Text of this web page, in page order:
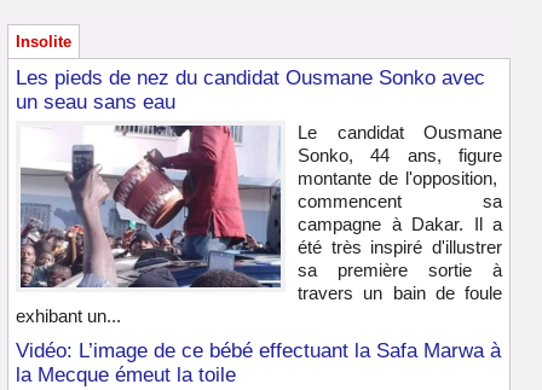
Insolite
Les pieds de nez du candidat Ousmane Sonko avec
un seau sans eau
Le candidat Ousmane
Sonko, 44 ans, figure
montante de l'opposition,
commencent sa
campagne à Dakar. Il a
été très inspiré d'illustrer
sa première sortie à
travers un bain de foule
exhibant un...
Vidéo: L’image de ce bébé effectuant la Safa Marwa à
la Mecque émeut la toile